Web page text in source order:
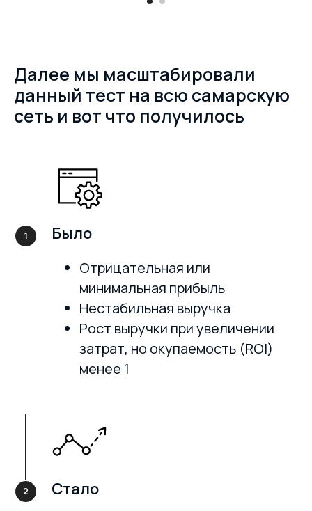
Далее мы масштабировали
данный тест на всю самарскую
сеть и вот что получилось
Было
Отрицательная или
минимальная прибыль
Нестабильная выручка
Рост выручки при увеличении
затрат, но окупаемость (ROI)
менее 1
Стало